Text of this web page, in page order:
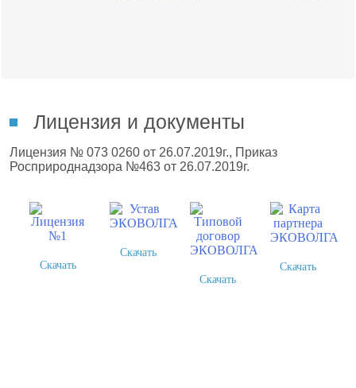
Лицензия и документы
Лицензия № 073 0260 от 26.07.2019г., Приказ
Росприроднадзора №463 от 26.07.2019г.
Скачать
Скачать
Скачать
Скачать